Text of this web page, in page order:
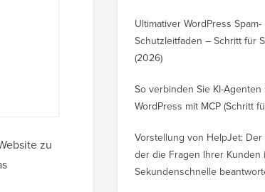
zu
Ultimativer WordPress Spam-
Schutzleitfaden – Schritt für
(2026)
So verbinden Sie KI-Agenten
WordPress mit MCP (Schritt
Vorstellung von HelpJet: Der
der die Fragen Ihrer Kunden
Sekundenschnelle